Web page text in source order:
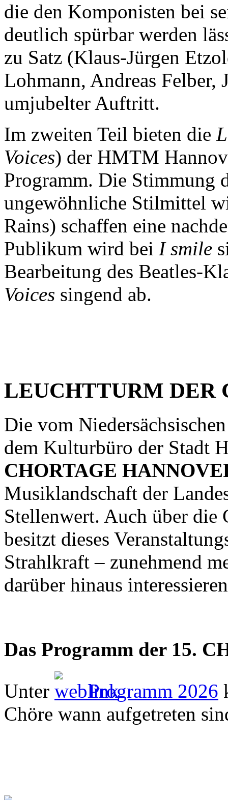
die den Komponisten bei
deutlich spürbar werden
zu Satz (Klaus-Jürgen
Lohmann, Andreas Felber,
umjubelter Auftritt.
Im zweiten Teil bieten die
Voices) der HMTM
Programm. Die Stimmung
ungewöhnliche Stilmittel
Rains) schaffen eine
Publikum wird bei I smile
Bearbeitung des Beatles-
Voices singend ab.
LEUCHTTURM DER
Die vom
dem Kulturbüro der Stadt
CHORTAGE
Musiklandschaft der
Stellenwert. Auch über die
besitzt dieses
Strahlkraft – zunehmend
darüber hinaus
Das Programm der 15.
Unter
Programm 2026
Chöre wann aufgetreten